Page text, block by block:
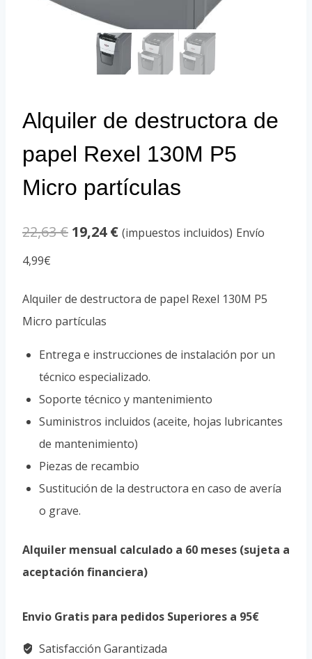
Alquiler de destructora de
papel Rexel 130M P5
Micro partículas
22,63€ El
era:
19,24€El(impuestos incluidos) Envío
4,99€
Alquiler de destructora de papel Rexel 130M P5
Micro partículas
Entrega e instrucciones de instalación por un
técnico especializado.
Soporte técnico y mantenimiento
Suministros incluidos (aceite, hojas lubricantes
de mantenimiento)
Piezas de recambio
Sustitución de la destructora en caso de avería
o grave.
Alquiler mensual calculado a 60 meses (sujeta a
aceptación financiera)
Envio Gratis para pedidos Superiores a 95€
Satisfacción Garantizada